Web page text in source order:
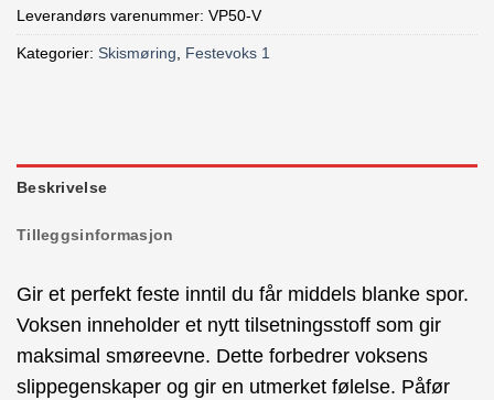
Leverandørs varenummer: VP50-V
Kategorier: Skismøring Festevoks 1
Beskrivelse
Tilleggsinformasjon
Gir et perfekt feste inntil du får middels blanke spor.
Voksen inneholder et nytt tilsetningsstoff som gir
maksimal smøreevne. Dette forbedrer voksens
slippegenskaper og gir en utmerket følelse. Påfør